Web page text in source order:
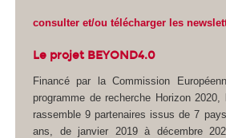
consulter et/ou télécharger les
Le projet BEYOND4.0
Financé par la Commission
programme de recherche Horizon
rassemble 9 partenaires issus de 7
ans, de janvier 2019 à décembre